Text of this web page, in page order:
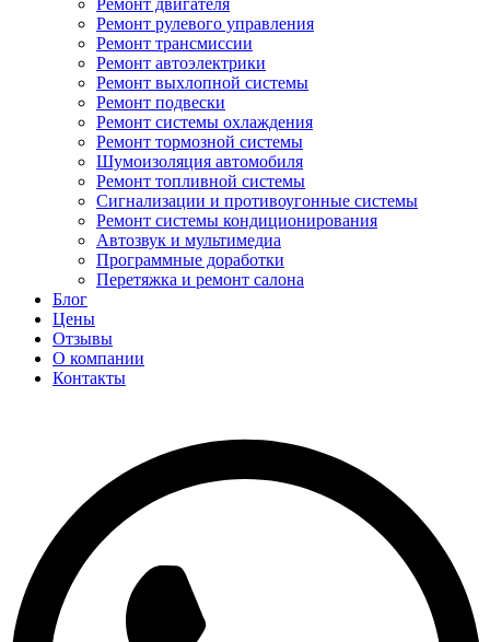
Ремонт рулевого управления
Ремонт трансмиссии
Ремонт автоэлектрики
Ремонт выхлопной системы
Ремонт подвески
Ремонт системы охлаждения
Ремонт тормозной системы
Шумоизоляция автомобиля
Ремонт топливной системы
Сигнализации и противоугонные системы
Ремонт системы кондиционирования
Автозвук и мультимедиа
Программные доработки
Перетяжка и ремонт салона
Блог
Цены
Отзывы
О компании
Контакты